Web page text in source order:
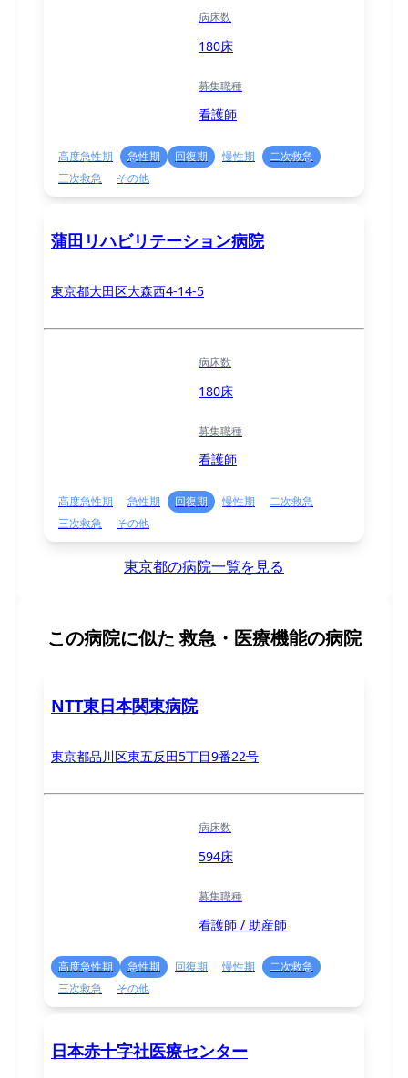
病床数
180床
募集職種
看護師
高度急性期 急性期 回復期 慢性期
二次救急
三次救急
その他
蒲田リハビリテーション病院
東京都大田区大森西4-14-5
病床数
180床
募集職種
看護師
高度急性期 急性期 回復期 慢性期
二次救急
三次救急
その他
東京都の病院一覧を見る
この病院に似た 救急・医療機能の病院
NTT東日本関東病院
東京都品川区東五反田5丁目9番22号
病床数
594床
募集職種
看護師 / 助産師
高度急性期 急性期 回復期 慢性期
二次救急
三次救急
その他
日本赤十字社医療センター